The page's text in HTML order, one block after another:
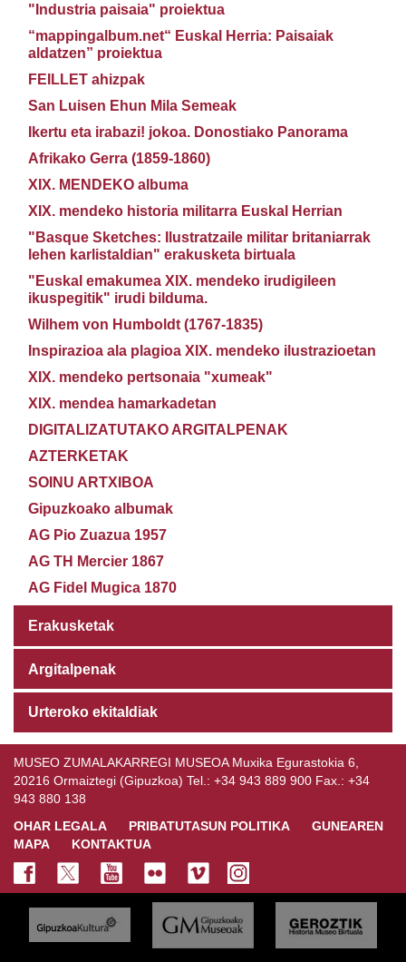
"Industria paisaia" proiektua
“mappingalbum.net“ Euskal Herria: Paisaiak
aldatzen” proiektua
FEILLET ahizpak
San Luisen Ehun Mila Semeak
Ikertu eta irabazi! jokoa. Donostiako Panorama
Afrikako Gerra (1859-1860)
XIX. MENDEKO albuma
XIX. mendeko historia militarra Euskal Herrian
"Basque Sketches: Ilustratzaile militar britaniarrak
lehen karlistaldian" erakusketa birtuala
"Euskal emakumea XIX. mendeko irudigileen
ikuspegitik" irudi bilduma.
Wilhem von Humboldt (1767-1835)
Inspirazioa ala plagioa XIX. mendeko ilustrazioetan
XIX. mendeko pertsonaia "xumeak"
XIX. mendea hamarkadetan
DIGITALIZATUTAKO ARGITALPENAK
AZTERKETAK
SOINU ARTXIBOA
Gipuzkoako albumak
AG Pio Zuazua 1957
AG TH Mercier 1867
AG Fidel Mugica 1870
Erakusketak
Argitalpenak
Urteroko ekitaldiak
MUSEO ZUMALAKARREGI MUSEOA Muxika Egurastokia 6,
20216 Ormaiztegi (Gipuzkoa) Tel.: +34 943 889 900 Fax.: +34
943 880 138
OHAR LEGALA
PRIBATUTASUN POLITIKA
GUNEAREN
MAPA
KONTAKTUA